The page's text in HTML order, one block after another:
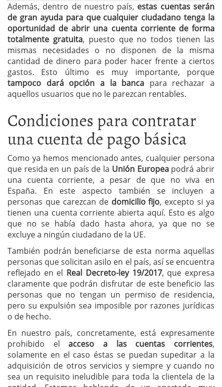
Además, dentro de nuestro país, estas cuentas serán
de gran ayuda para que cualquier ciudadano tenga la
oportunidad de abrir una cuenta corriente de forma
totalmente gratuita, puesto que no todos tienen las
mismas necesidades o no disponen de la misma
cantidad de dinero para poder hacer frente a ciertos
gastos. Esto último es muy importante, porque
tampoco dará opción a la banca para rechazar a
aquellos usuarios que no le parezcan rentables.
Condiciones para contratar
una cuenta de pago básica
Como ya hemos mencionado antes, cualquier persona
que resida en un país de la Unión Europeapodrá abrir
una cuenta corriente, a pesar de que no viva en
España. En este aspecto también se incluyen a
personas que carezcan de domicilio fijo, excepto si ya
tienen una cuenta corriente abierta aquí. Esto es algo
que no se había dado hasta ahora, ya que no se
excluye a ningún ciudadano de la UE.
También podrán beneficiarse de esta norma aquellas
personas que solicitan asilo en el país, así se encuentra
reflejado en el Real Decreto-ley 19/2017, que expresa
claramente que podrán disfrutar de este beneficio las
personas que no tengan un permiso de residencia,
pero su expulsión sea imposible por razones jurídicas
o de hecho.
En nuestro país, concretamente, está expresamente
prohibido elacceso a las cuentas corrientes,
solamente en el caso éstas se puedan supeditar a la
adquisición de otros servicios y siempre y cuando no
sea un requisito ineludible para toda la clientela de la